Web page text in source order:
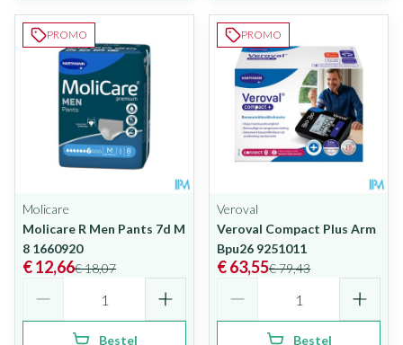
PROMO
Molicare
Molicare R Men Pants 7d M
8 1660920
€ 18,07
€ 12,66
Bestel
PROMO
Veroval
Veroval Compact Plus Arm
Bpu26 9251011
€ 79,43
€ 63,55
Bestel